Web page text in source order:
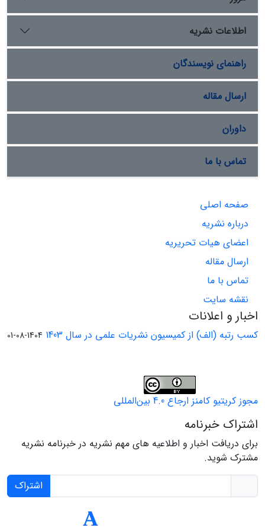
اطلاعات نشریه
راهنمای نویسندگان
ارسال مقاله
داوران
تماس با ما
صفحه اصلی
درباره نشریه
اعضای هیات تحریریه
ارسال مقاله
تماس با ما
نقشه سایت
اخبار و اعلانات
کسب رتبه (الف) از کمیسیون نشریات علمی در سال 1403 1404-08-01
مجوز کریتیو کامنز ارجاع 4.0 بین‌المللی
اشتراک خبرنامه
برای دریافت اخبار و اطلاعیه های مهم نشریه در خبرنامه نشریه
مشترک شوید.
اشتراک